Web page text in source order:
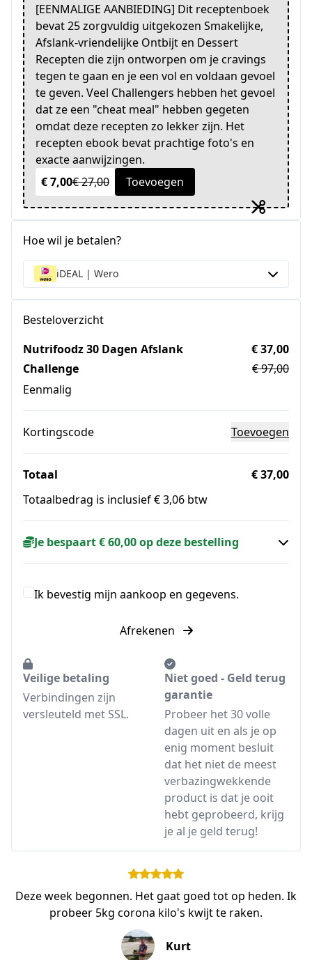
[EENMALIGE AANBIEDING] Dit receptenboek
bevat 25 zorgvuldig uitgekozen Smakelijke,
Afslank-vriendelijke Ontbijt en Dessert
Recepten die zijn ontworpen om je cravings
tegen te gaan en je een vol en voldaan gevoel
te geven. Veel Challengers hebben het gevoel
dat ze een "cheat meal" hebben gegeten
omdat deze recepten zo lekker zijn. Het
recepten ebook bevat prachtige foto's en
exacte aanwijzingen.
€ 7,00€ 27,00 Toevoegen
Hoe wil je betalen?
iDEAL | Wero
Besteloverzicht
Nutrifoodz 30 Dagen Afslank
Challenge
Eenmalig
€ 37,00
€ 97,00
Kortingscode Toevoegen
Totaal
€ 37,00
Totaalbedrag is inclusief € 3,06 btw
Je bespaart € 60,00 op deze bestelling
Ik bevestig mijn aankoop en gegevens.
Afrekenen
Veilige betaling
Verbindingen zijn
versleuteld met SSL.
Niet goed - Geld terug
garantie
Probeer het 30 volle
dagen uit en als je op
enig moment besluit
dat het niet de meest
verbazingwekkende
product is dat je ooit
hebt geprobeerd, krijg
je al je geld terug!
Deze week begonnen. Het gaat goed tot op heden. Ik
probeer 5kg corona kilo's kwijt te raken.
Kurt